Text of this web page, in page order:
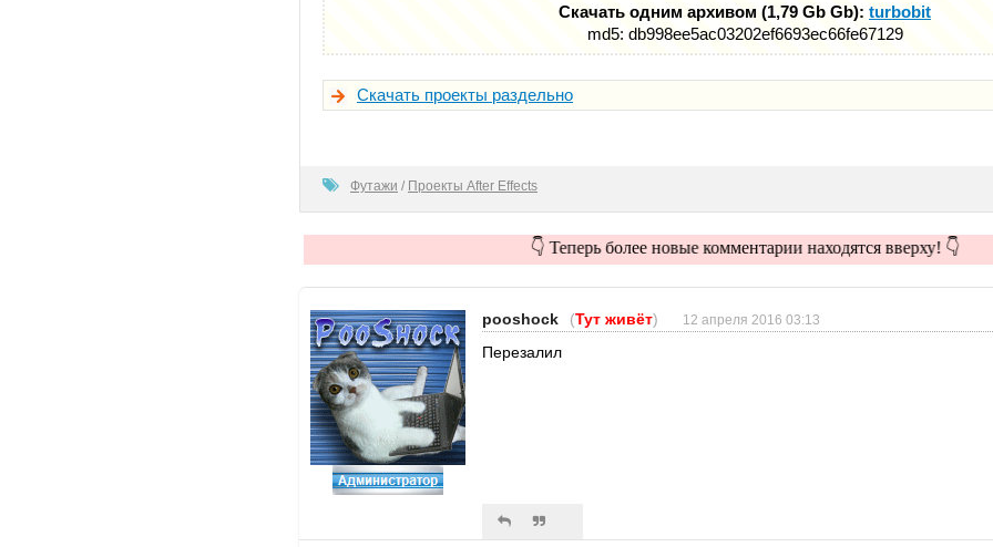
Скачать одним архивом (1,79 Gb Gb): turbobit
md5: db998ee5ac03202ef6693ec66fe67129
Скачать проекты раздельно
Футажи / Проекты After Effects
👇 Теперь более новые комментарии находятся вверху! 👇
pooshock (Тут живёт) 12 апреля 2016 03:13
Перезалил